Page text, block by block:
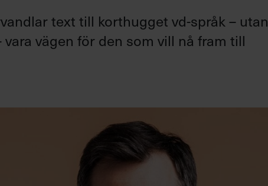
text till korthugget vd-språk – utan
vägen för den som vill nå fram till